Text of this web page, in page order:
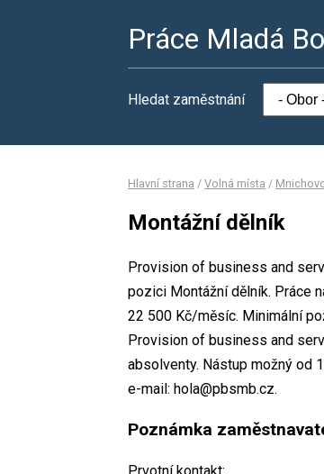
Práce Mladá
Hledat zaměstnání
Hlavní strana / Volná místa /
Montážní dělník
Provision of business and
pozici Montážní dělník. Práce
22 500 Kč/měsíc. Minimální
Provision of business and
absolventy. Nástup možný od
e-mail: hola@pbsmb.cz.
Poznámka